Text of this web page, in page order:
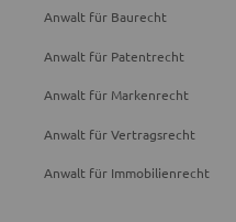
Anwalt für Baurecht
Anwalt für Patentrecht
Anwalt für Markenrecht
Anwalt für Vertragsrecht
Anwalt für Immobilienrecht